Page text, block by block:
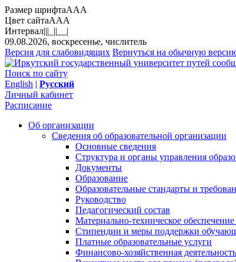
Размер шрифтаAAA
Цвет сайтаAAA
Интервал|||_||__|
09.08.2026, воскресенье, числитель
Версия для слабовидящих Вернуться на обычную
Поиск по сайту
English | Русский
Личный кабинет
Расписание
Об организации
Сведения об образовательной организации
Основные сведения
Структура и органы управления
Документы
Образование
Образовательные стандарты и
Руководство
Педагогический состав
Материально-техническое
Стипендии и меры поддержки
Платные образовательные услуги
Финансово-хозяйственная деятельность